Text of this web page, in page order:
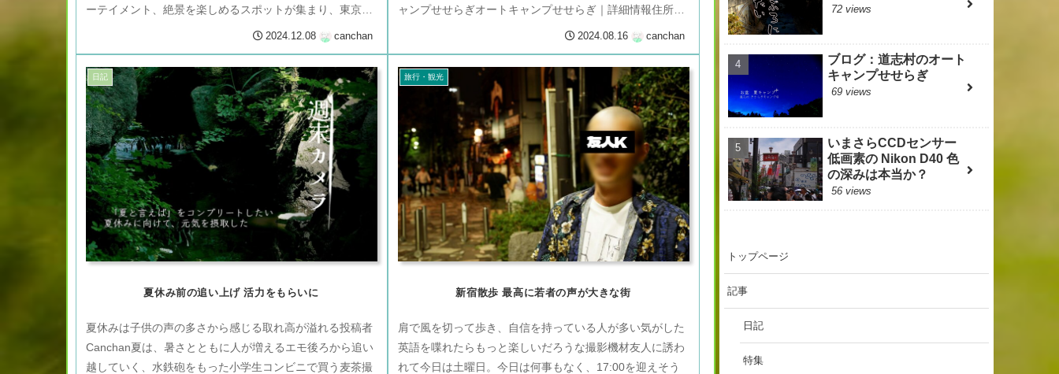
ーテイメント、絶景を楽しめるスポットが集まり、東京の
魅力を凝縮した観光地です。本日は...
2024.12.08 canchan
ャンプせせらぎオートキャンプせせらぎ｜詳細情報住所：
2024.08.16 canchan
日記
夏休み前の追い上げ 活力をもらいに
夏休みは子供の声の多さから感じる取れ高が溢れる投稿者
Canchan夏は、暑さとともに人が増えるエモ後ろから追い
越していく、水鉄砲をもった小学生コンビニで買う麦茶撮
旅行・観光
新宿散歩 最高に若者の声が大きな街
肩で風を切って歩き、自信を持っている人が多い気がした
英語を喋れたらもっと楽しいだろうな撮影機材友人に誘わ
れて今日は土曜日。今日は何事もなく、17:00を迎えそう
72 views
ブログ：道志村のオート
キャンプせせらぎ
69 views
いまさらCCDセンサー
低画素の Nikon D40 色
の深みは本当か？
56 views
トップページ
記事
日記
特集